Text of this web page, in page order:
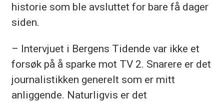
historie som ble avsluttet for bare få dager
siden.
– Intervjuet i Bergens Tidende var ikke et
forsøk på å sparke mot TV 2. Snarere er det
journalistikken generelt som er mitt
anliggende. Naturligvis er det